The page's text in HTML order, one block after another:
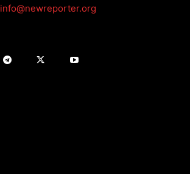
info@newreporter.org